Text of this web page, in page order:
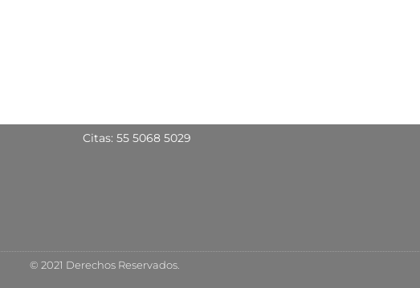
Citas: 55 5068 5029
© 2021 Derechos Reservados.